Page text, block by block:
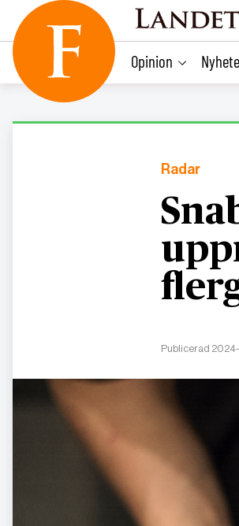
content
Opinion
Radar
Publicerad